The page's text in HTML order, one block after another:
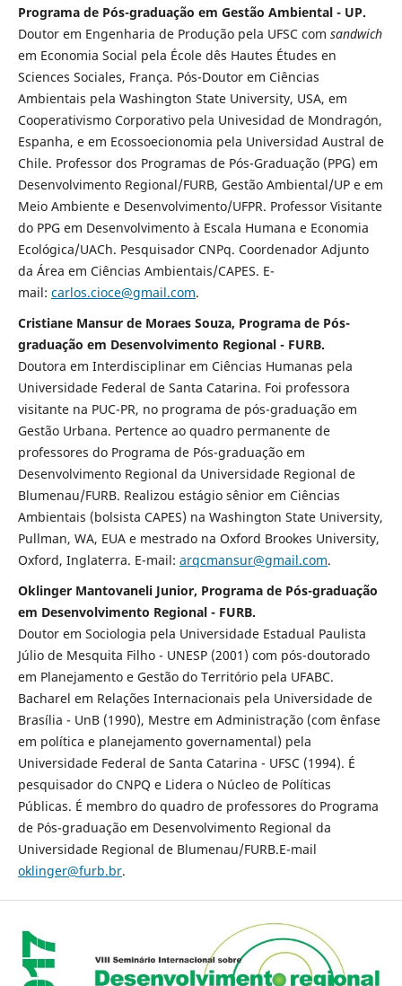
Programa de Pós-graduação em Gestão Ambiental - UP.
Doutor em Engenharia de Produção pela UFSC com sandwich
em Economia Social pela École dês Hautes Études en
Sciences Sociales, França. Pós-Doutor em Ciências
Ambientais pela Washington State University, USA, em
Cooperativismo Corporativo pela Univesidad de Mondragón,
Espanha, e em Ecossoecionomia pela Universidad Austral de
Chile. Professor dos Programas de Pós-Graduação (PPG) em
Desenvolvimento Regional/FURB, Gestão Ambiental/UP e em
Meio Ambiente e Desenvolvimento/UFPR. Professor Visitante
do PPG em Desenvolvimento à Escala Humana e Economia
Ecológica/UACh. Pesquisador CNPq. Coordenador Adjunto
da Área em Ciências Ambientais/CAPES. E-
mail: carlos.cioce@gmail.com.
Cristiane Mansur de Moraes Souza, Programa de Pós-
graduação em Desenvolvimento Regional - FURB.
Doutora em Interdisciplinar em Ciências Humanas pela
Universidade Federal de Santa Catarina. Foi professora
visitante na PUC-PR, no programa de pós-graduação em
Gestão Urbana. Pertence ao quadro permanente de
professores do Programa de Pós-graduação em
Desenvolvimento Regional da Universidade Regional de
Blumenau/FURB. Realizou estágio sênior em Ciências
Ambientais (bolsista CAPES) na Washington State University,
Pullman, WA, EUA e mestrado na Oxford Brookes University,
Oxford, Inglaterra. E-mail: arqcmansur@gmail.com.
Oklinger Mantovaneli Junior, Programa de Pós-graduação
em Desenvolvimento Regional - FURB.
Doutor em Sociologia pela Universidade Estadual Paulista
Júlio de Mesquita Filho - UNESP (2001) com pós-doutorado
em Planejamento e Gestão do Território pela UFABC.
Bacharel em Relações Internacionais pela Universidade de
Brasília - UnB (1990), Mestre em Administração (com ênfase
em política e planejamento governamental) pela
Universidade Federal de Santa Catarina - UFSC (1994). É
pesquisador do CNPQ e Lidera o Núcleo de Políticas
Públicas. É membro do quadro de professores do Programa
de Pós-graduação em Desenvolvimento Regional da
Universidade Regional de Blumenau/FURB.E-mail
oklinger@furb.br.